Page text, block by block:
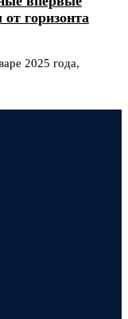
горизонта
2025 года,